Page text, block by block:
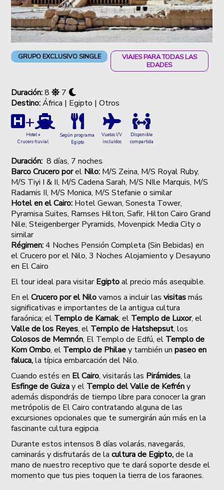
GRUPO EXCLUSIVO SINGLE
VIAJES PARA TODAS LAS
EDADES
Duración:8
7
Destino:África | Egipto | Otros
+
Hotel +
Crucero fluvial
Según programa
Egipto
Vuelos I/V
incluidos
Disponible
compartida
Duración: 8 días, 7 noches
Barco Crucero porel Nilo: M/S Zeina, M/S Royal Ruby,
M/S Tiyi I & II, M/S Cadena Sarah, M/S NIle Marquis, M/S
Radamis II, M/S Monica, M/S Stefanie o similar
Hotel en el Cairo: Hotel Gewan, Sonesta Tower,
Pyramisa Suites, Ramses Hilton, Safir, Hilton Cairo Grand
Nile, Steigenberger Pyramids, Movenpick Media City o
similar
Régimen:4 Noches Pensión Completa (Sin Bebidas) en
el Crucero por el Nilo, 3 Noches Alojamiento y Desayuno
en El Cairo
El tour ideal para visitarEgiptoal precio más asequible.
En elCrucero por el Nilovamos a incluir lasvisitasmás
significativas e importantes de la antigua cultura
faraónica; el Templo de Karnak, el Templo de Luxor, el
Valle de los Reyes, el Templo de Hatshepsut, los
Colosos de Memnón, El Templo de Edfú, el Templo de
Kom Ombo, el Templo de Philaey también unpaseo en
faluca,la típica embarcación del Nilo.
Cuando estés en El Cairo, visitarás las Pirámides, la
Esfinge de Guizay el Templo del Valle de Kefrény
además dispondrás de tiempo libre para conocer la gran
metrópolis de El Cairo contratando alguna de las
excursiones opcionales que te sumergirán aún más en la
fascinante cultura egipcia.
Durante estos intensos 8 días volarás, navegarás,
caminarás y disfrutarás de lacultura de Egipto,de la
mano de nuestro receptivo que te dará soporte desde el
momento que tus pies toquen la tierra de los faraones.